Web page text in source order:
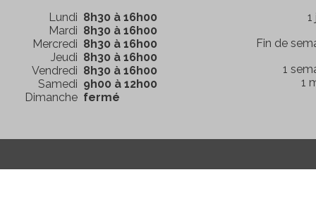
Lundi
Mardi
Mercredi
Jeudi
Vendredi
Samedi
Dimanche
8h30 à 16h00
8h30 à 16h00
8h30 à 16h00
8h30 à 16h00
8h30 à 16h00
9h00 à 12h00
fermé
1
Fin de
1
1